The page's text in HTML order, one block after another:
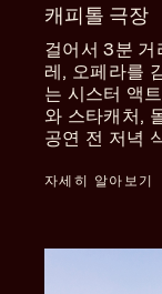
캐피톨 극장
걸어서 3분
레, 오페라를
는 시스터 액
와 스타캐처,
공연 전 저녁
자세히 알아보기